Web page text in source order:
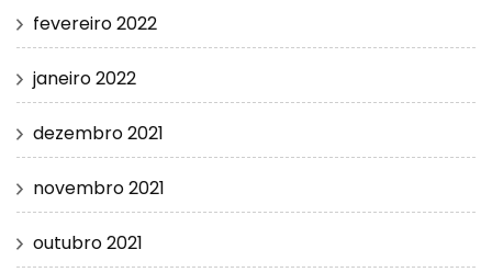
fevereiro 2022
janeiro 2022
dezembro 2021
novembro 2021
outubro 2021